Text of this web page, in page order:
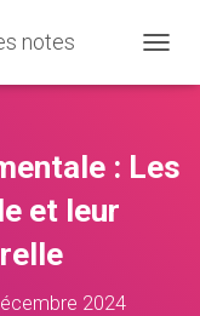
notes
U
R
: Les
et leur
2024